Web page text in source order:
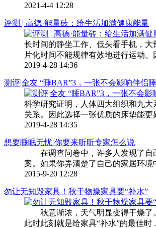
2021-4-4 12:28
​评测 | 高德·能量砖：给生活加满健康能量
长时间的静坐工作、低头看手机，
片化时间不能规律有效地进行运动。
2019-4-28 14:36
测评|全友 “睡BAR”3，一张不会影响伴侣
科学研究证明，人体四大组织和九
关系。因此选择一张优质的床垫能更
2019-4-28 14:35
想要睡眠无忧 你要来听听专家怎么说
在调查问卷中，许多人发现了自己
案。如果你弄清楚了自己的家居环境
2015-9-20 12:28
勿让无知毁家具！秋干物燥家具要“补水”
秋意渐浓，天气明显变得干燥了。
此时此刻就是给家具“补水”的最佳时